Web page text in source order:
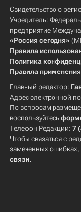
Свидетельство о
Учредитель:
предприятие
«Россия сегодня»
Правила
Политика
Правила
Главный редактор:
Адрес электронной
По вопросам
воспользуйтесь
Телефон Редакции: 7
Чтобы связаться с
замеченных ошибках,
связи.